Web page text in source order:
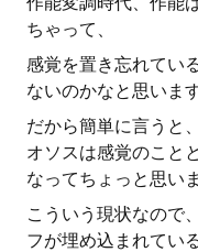
ちゃって、
感覚を置き忘れてい
ないのかなと思います
だから簡単に言うと
オソスは感覚のこと
なってちょっと思い
こういう現状なので
フが埋め込まれてい